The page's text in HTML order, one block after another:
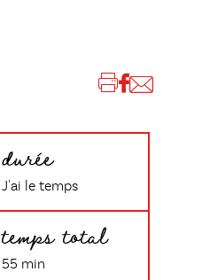
durée
J'ai le temps
temps total
55 min